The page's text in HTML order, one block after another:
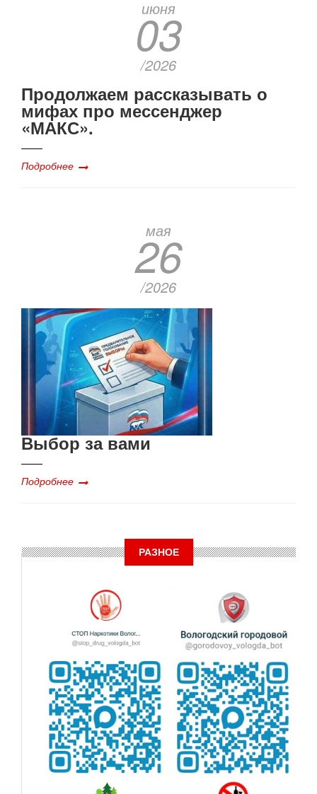
июня
03
/2026
Продолжаем рассказывать о
мифах про мессенджер
«МАКС».
Подробнее
мая
26
/2026
Выбор за вами
Подробнее
РАЗНОЕ